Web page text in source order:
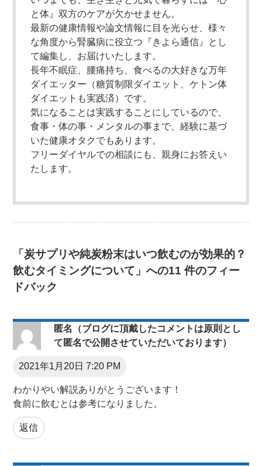
と体』双方のケアが欠かせません。
最新の健康情報や論文情報に目を光らせ、様々
な角度から腎臓病に役立つ『きよら通信』とし
て編集し、お届けいたします。
長年不眠症、腰痛持ち、食べるの大好きな万年
ダイエッター（糖質制限ダイエット、ケトン体
ダイエットも実践済）です。
気になることは実践することにしているので、
食事・体の事・メンタルの事まで、経験に基づ
いた健康オタクでもあります。
フリーダイヤルでの相談にも、親身にお答えい
たします。
「炭サプリや純炭粉末はいつ飲むのが効果的？
飲むタイミングについて」への11 件のフィー
ドバック
匿名（ブログに頂戴したコメントは原則とし
て匿名で公開させていただいております）
2021年1月20日 7:20 PM
わかりやい解説ありがとうございます！
食前に飲むとは参考になりました。
返信